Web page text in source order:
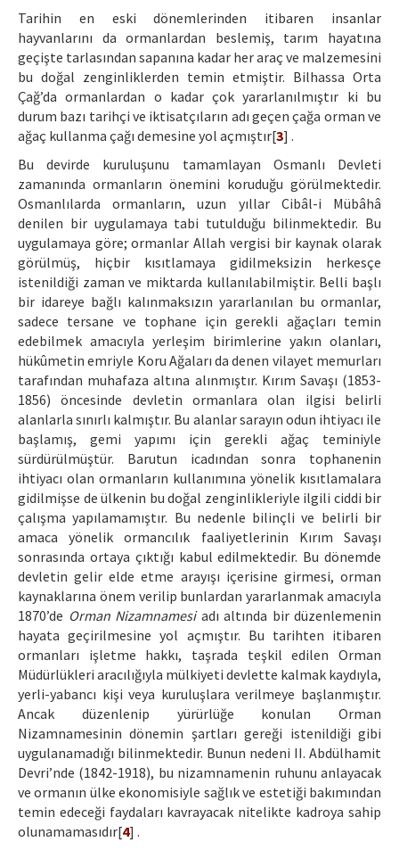
Tarihin en eski dönemlerinden itibaren insanlar
hayvanlarını da ormanlardan beslemiş, tarım hayatına
geçişte tarlasından sapanına kadar her araç ve malzemesini
bu doğal zenginliklerden temin etmiştir. Bilhassa Orta
Çağ’da ormanlardan o kadar çok yararlanılmıştır ki bu
durum bazı tarihçi ve iktisatçıların adı geçen çağa orman ve
ağaç kullanma çağı demesine yol açmıştır[3] .
Bu devirde kuruluşunu tamamlayan Osmanlı Devleti
zamanında ormanların önemini koruduğu görülmektedir.
Osmanlılarda ormanların, uzun yıllar Cibâl-i Mübâhâ
denilen bir uygulamaya tabi tutulduğu bilinmektedir. Bu
uygulamaya göre; ormanlar Allah vergisi bir kaynak olarak
görülmüş, hiçbir kısıtlamaya gidilmeksizin herkesçe
istenildiği zaman ve miktarda kullanılabilmiştir. Belli başlı
bir idareye bağlı kalınmaksızın yararlanılan bu ormanlar,
sadece tersane ve tophane için gerekli ağaçları temin
edebilmek amacıyla yerleşim birimlerine yakın olanları,
hükûmetin emriyle Koru Ağaları da denen vilayet memurları
tarafından muhafaza altına alınmıştır. Kırım Savaşı (1853-
1856) öncesinde devletin ormanlara olan ilgisi belirli
alanlarla sınırlı kalmıştır. Bu alanlar sarayın odun ihtiyacı ile
başlamış, gemi yapımı için gerekli ağaç teminiyle
sürdürülmüştür. Barutun icadından sonra tophanenin
ihtiyacı olan ormanların kullanımına yönelik kısıtlamalara
gidilmişse de ülkenin bu doğal zenginlikleriyle ilgili ciddi bir
çalışma yapılamamıştır. Bu nedenle bilinçli ve belirli bir
amaca yönelik ormancılık faaliyetlerinin Kırım Savaşı
sonrasında ortaya çıktığı kabul edilmektedir. Bu dönemde
devletin gelir elde etme arayışı içerisine girmesi, orman
kaynaklarına önem verilip bunlardan yararlanmak amacıyla
1870’de Orman Nizamnamesiadı altında bir düzenlemenin
hayata geçirilmesine yol açmıştır. Bu tarihten itibaren
ormanları işletme hakkı, taşrada teşkil edilen Orman
Müdürlükleri aracılığıyla mülkiyeti devlette kalmak kaydıyla,
yerli-yabancı kişi veya kuruluşlara verilmeye başlanmıştır.
Ancak düzenlenip yürürlüğe konulan Orman
Nizamnamesinin dönemin şartları gereği istenildiği gibi
uygulanamadığı bilinmektedir. Bunun nedeni II. Abdülhamit
Devri’nde (1842-1918), bu nizamnamenin ruhunu anlayacak
ve ormanın ülke ekonomisiyle sağlık ve estetiği bakımından
temin edeceği faydaları kavrayacak nitelikte kadroya sahip
olunamamasıdır[4] .